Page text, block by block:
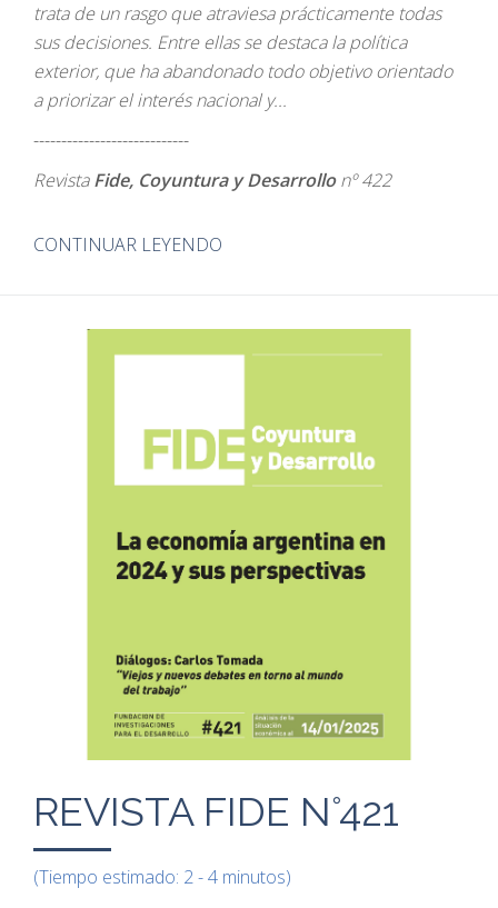
trata de un rasgo que atraviesa prácticamente todas
sus decisiones. Entre ellas se destaca la política
exterior, que ha abandonado todo objetivo orientado
a priorizar el interés nacional y...
----------------------------
RevistaFide, Coyuntura y Desarrollonº 422
CONTINUAR LEYENDO
REVISTA FIDE N°421
(Tiempo estimado: 2 - 4 minutos)